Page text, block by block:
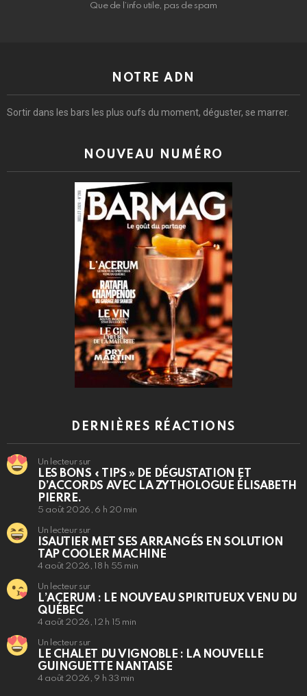
Que de l’info utile, pas de spam
NOTRE ADN
Sortir dans les bars les plus oufs du moment, déguster, se marrer.
NOUVEAU NUMÉRO
DERNIÈRES RÉACTIONS
Un lecteur sur
LES BONS « TIPS » DE DÉGUSTATION ET
D’ACCORDS AVEC LA ZYTHOLOGUE ÉLISABETH
PIERRE.
5 août 2026, 6 h 20 min
Un lecteur sur
ISAUTIER MET SES ARRANGÉS EN SOLUTION
TAP COOLER MACHINE
4 août 2026, 18 h 55 min
Un lecteur sur
L’ACERUM : LE NOUVEAU SPIRITUEUX VENU DU
QUÉBEC
4 août 2026, 12 h 15 min
Un lecteur sur
LE CHALET DU VIGNOBLE : LA NOUVELLE
GUINGUETTE NANTAISE
4 août 2026, 9 h 33 min